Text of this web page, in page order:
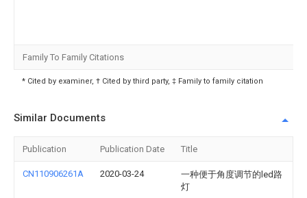
Family To Family Citations
* Cited by examiner, † Cited by third party, ‡ Family to family citation
Similar Documents
Publication Publication Date Title
CN110906261A 2020-03-24
一种便于角度调节的led路
灯